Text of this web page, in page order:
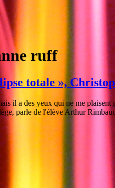
ruff
totale »,
il a des yeux qui ne me
parle de l'élève Arthur